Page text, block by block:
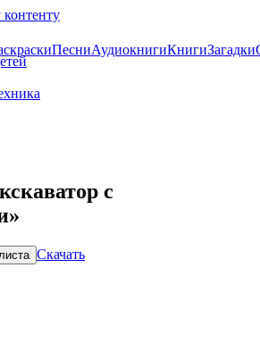
ПесниАудиокнигиКнигиЗагадки
с
Скачать